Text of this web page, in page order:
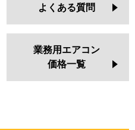
よくある質問
業務用エアコン
価格一覧